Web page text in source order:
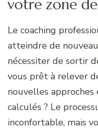
votre zone
Le coaching
atteindre de
nécessiter de sortir
vous prêt à relever
nouvelles
calculés ? Le
inconfortable, mais